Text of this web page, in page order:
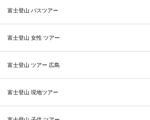
富士登山 バスツアー
富士登山 女性 ツアー
富士登山 ツアー 広島
富士登山 現地ツアー